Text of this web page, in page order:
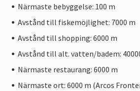
Närmaste bebyggelse: 100 m
Avstånd till fiskemöjlighet: 7000 m
Avstånd till shopping: 6000 m
Avstånd till alt. vatten/badem:
Närmaste restaurang: 6000 m
Närmaste ort: 6000 m (Arcos